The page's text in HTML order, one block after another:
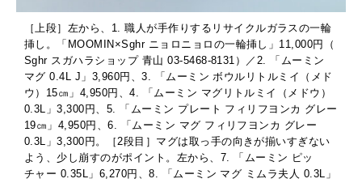
［上段］左から、1. 職人が手作りするリサイクルガラスの一輪
挿し。「MOOMIN×Sghr ニョロニョロの一輪挿し」11,000円（
Sghr スガハラショップ 青山 03-5468-8131）／2. 「ムーミン
マグ 0.4L J」3,960円、3. 「ムーミン ボウルリトルミイ（メド
ウ）15㎝」4,950円、4. 「ムーミン マグリトルミイ（メドウ）
0.3L」3,300円、5. 「ムーミン プレート フィリフヨンカ グレー
19㎝」4,950円、6. 「ムーミン マグ フィリフヨンカ グレー
0.3L」3,300円。［2段目］マグは取っ手の向きが揃いすぎない
よう、少し崩すのがポイント。左から、7. 「ムーミン ピッ
チャー 0.35L」6,270円、8. 「ムーミン マグ ミムラ夫人 0.3L」